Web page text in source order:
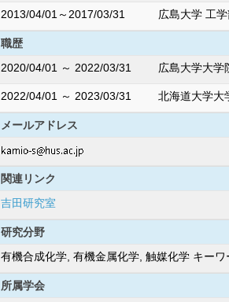
2013/04/01～2017/03/31 広島大学 工
職歴
2020/04/01 ～ 2022/03/31
広島大学大学
2022/04/01 ～ 2023/03/31 北海道大学大
メールアドレス
関連リンク
吉田研究室
研究分野
有機合成化学, 有機金属化学, 触媒化学 キー
所属学会